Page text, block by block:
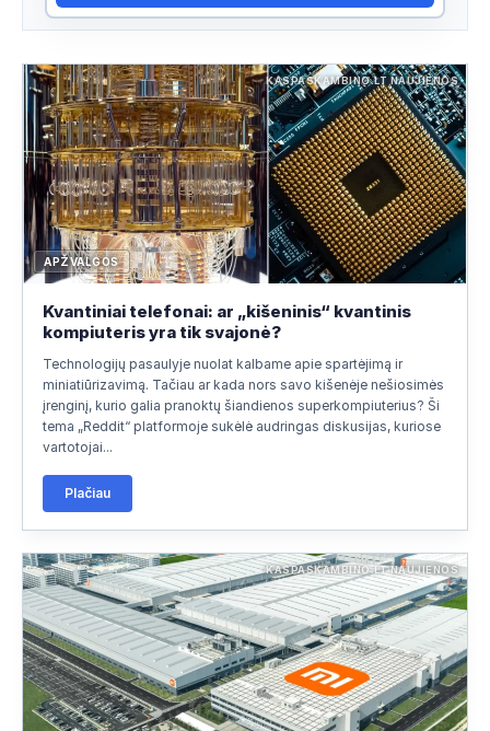
KASPASKAMBINO.LT NAUJIENOS
APŽVALGOS
Kvantiniai telefonai: ar „kišeninis“ kvantinis
kompiuteris yra tik svajonė?
Technologijų pasaulyje nuolat kalbame apie spartėjimą ir
miniatiūrizavimą. Tačiau ar kada nors savo kišenėje nešiosimės
įrenginį, kurio galia pranoktų šiandienos superkompiuterius? Ši
tema „Reddit“ platformoje sukėlė audringas diskusijas, kuriose
vartotojai...
Plačiau
KASPASKAMBINO.LT NAUJIENOS